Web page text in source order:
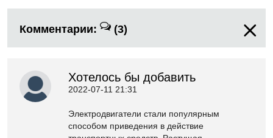
Комментарии: (3)
Хотелось бы добавить
2022-07-11 21:31
Электродвигатели стали популярным
способом приведения в действие